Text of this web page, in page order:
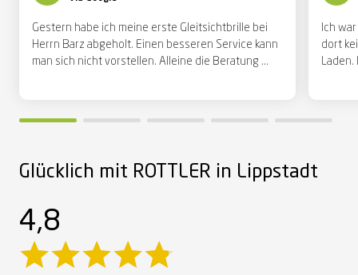
Gestern habe ich meine erste Gleitsichtbrille bei
Herrn Barz abgeholt. Einen besseren Service kann
man sich nicht vorstellen. Alleine die Beratung ...
Ich
dort
Glücklich mit ROTTLER in Lippstadt
4,8